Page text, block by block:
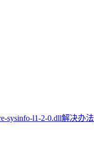
sysinfo-l1-2-0.dll解决办法